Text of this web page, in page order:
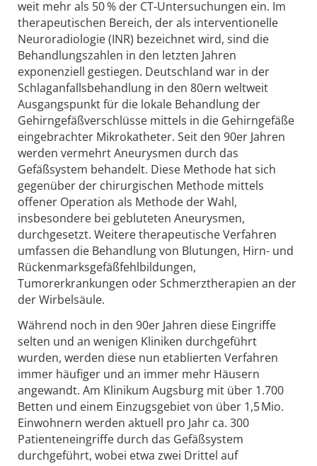
weit mehr als 50 % der CT-Untersuchungen ein. Im
therapeutischen Bereich, der als interventionelle
Neuroradiologie (INR) bezeichnet wird, sind die
Behandlungszahlen in den letzten Jahren
exponenziell gestiegen. Deutschland war in der
Schlaganfallsbehandlung in den 80ern weltweit
Ausgangspunkt für die lokale Behandlung der
Gehirngefäßverschlüsse mittels in die Gehirngefäße
eingebrachter Mikrokatheter. Seit den 90er Jahren
werden vermehrt Aneurysmen durch das
Gefäßsystem behandelt. Diese Methode hat sich
gegenüber der chirurgischen Methode mittels
offener Operation als Methode der Wahl,
insbesondere bei gebluteten Aneurysmen,
durchgesetzt. Weitere therapeutische Verfahren
umfassen die Behandlung von Blutungen, Hirn- und
Rückenmarksgefäßfehlbildungen,
Tumorerkrankungen oder Schmerztherapien an der
der Wirbelsäule.
Während noch in den 90er Jahren diese Eingriffe
selten und an wenigen Kliniken durchgeführt
wurden, werden diese nun etablierten Verfahren
immer häufiger und an immer mehr Häusern
angewandt. Am Klinikum Augsburg mit über 1.700
Betten und einem Einzugsgebiet von über 1,5 Mio.
Einwohnern werden aktuell pro Jahr ca. 300
Patienteneingriffe durch das Gefäßsystem
durchgeführt, wobei etwa zwei Drittel auf